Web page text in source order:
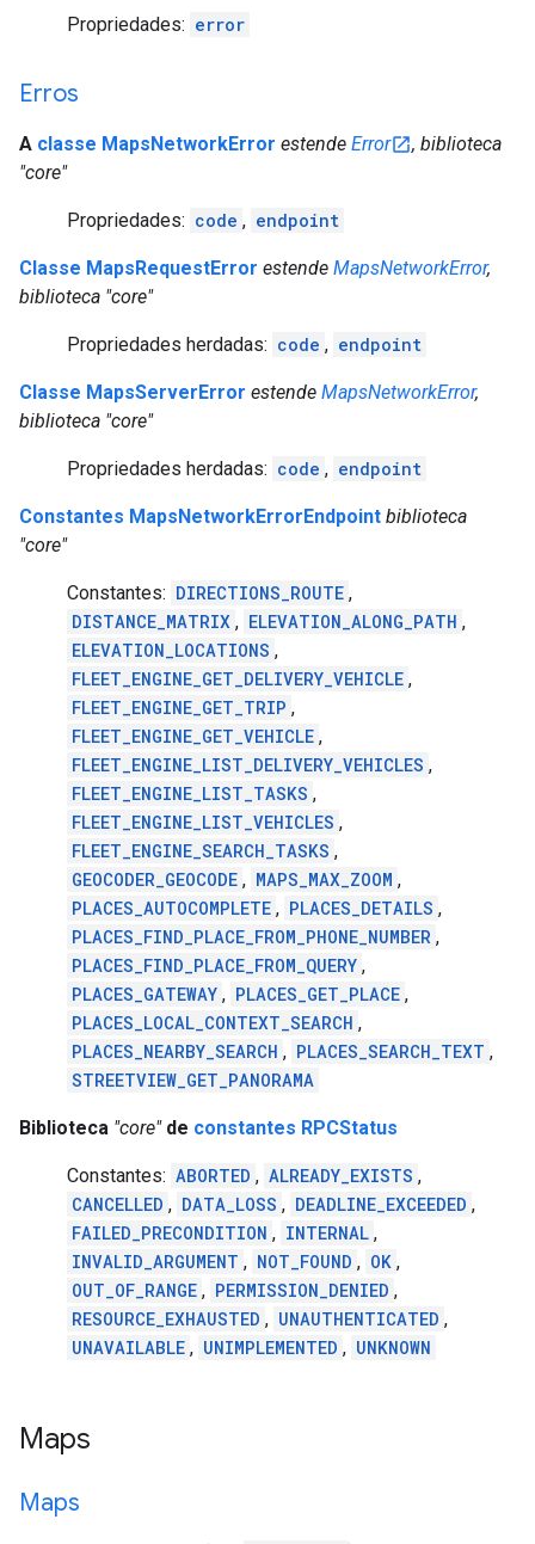
Propriedades: error
Erros
A classe MapsNetworkError estende Error
, biblioteca
"core"
Propriedades: code , endpoint
Classe MapsRequestError estende MapsNetworkError,
biblioteca "core"
Propriedades herdadas: code , endpoint
Classe MapsServerError estende MapsNetworkError,
biblioteca "core"
Propriedades herdadas: code , endpoint
Constantes MapsNetworkErrorEndpoint biblioteca
"core"
Constantes: DIRECTIONS_ROUTE ,
DISTANCE_MATRIX , ELEVATION_ALONG_PATH ,
ELEVATION_LOCATIONS ,
FLEET_ENGINE_GET_DELIVERY_VEHICLE ,
FLEET_ENGINE_GET_TRIP ,
FLEET_ENGINE_GET_VEHICLE ,
FLEET_ENGINE_LIST_DELIVERY_VEHICLES ,
FLEET_ENGINE_LIST_TASKS ,
FLEET_ENGINE_LIST_VEHICLES ,
FLEET_ENGINE_SEARCH_TASKS ,
GEOCODER_GEOCODE , MAPS_MAX_ZOOM ,
PLACES_AUTOCOMPLETE , PLACES_DETAILS ,
PLACES_FIND_PLACE_FROM_PHONE_NUMBER ,
PLACES_FIND_PLACE_FROM_QUERY ,
PLACES_GATEWAY , PLACES_GET_PLACE ,
PLACES_LOCAL_CONTEXT_SEARCH ,
PLACES_NEARBY_SEARCH , PLACES_SEARCH_TEXT ,
STREETVIEW_GET_PANORAMA
Biblioteca "core"de constantes RPCStatus
Constantes: ABORTED , ALREADY_EXISTS ,
CANCELLED , DATA_LOSS , DEADLINE_EXCEEDED ,
FAILED_PRECONDITION , INTERNAL ,
INVALID_ARGUMENT , NOT_FOUND , OK ,
OUT_OF_RANGE , PERMISSION_DENIED ,
RESOURCE_EXHAUSTED , UNAUTHENTICATED ,
UNAVAILABLE , UNIMPLEMENTED , UNKNOWN
Maps
Maps